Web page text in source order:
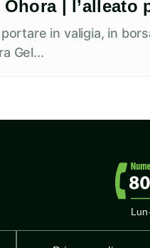
| l’alleato
in valigia, in
Gel...